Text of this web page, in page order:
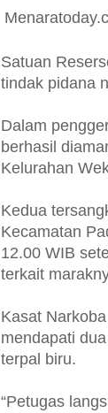
Satuan
tindak pidana
Dalam
berhasil
Kelurahan
Kedua
Kecamatan
12.00 WIB
terkait
Kasat
mendapati
terpal biru.
“Petugas